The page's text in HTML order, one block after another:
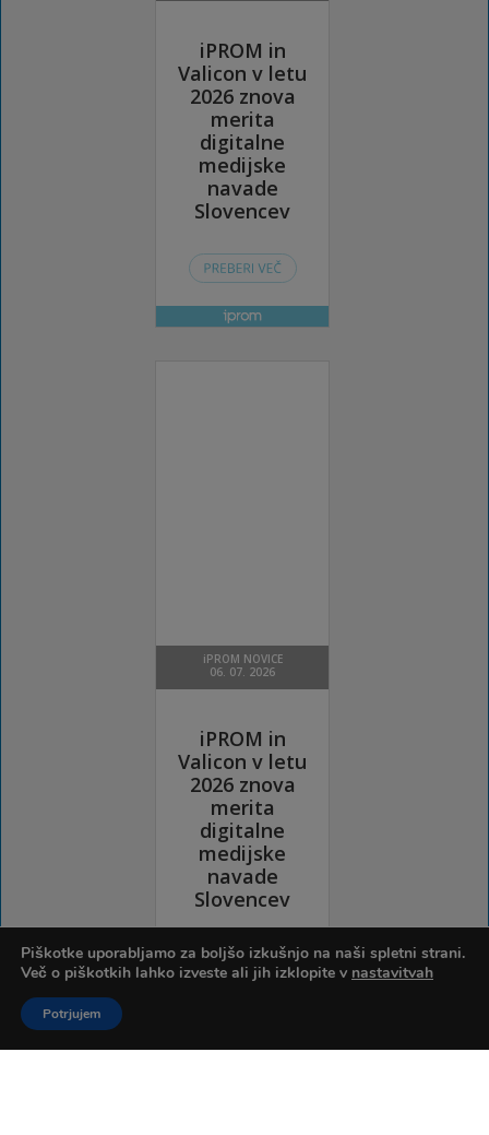
Piškotke uporabljamo za boljšo izkušnjo na naši spletni strani.
Več o piškotkih lahko izveste ali jih izklopite v nastavitvah
Potrjujem